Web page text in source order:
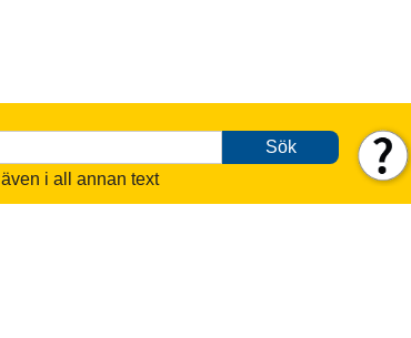
Sök
även i all annan text